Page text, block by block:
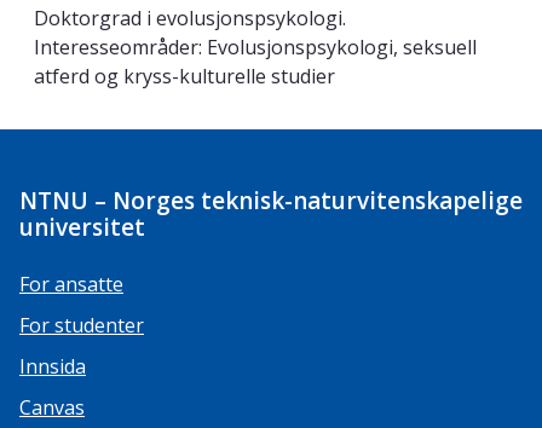
Doktorgrad i evolusjonspsykologi.
Interesseområder: Evolusjonspsykologi, seksuell
atferd og kryss-kulturelle studier
NTNU – Norges teknisk-naturvitenskapelige
universitet
For ansatte
For studenter
Innsida
Canvas